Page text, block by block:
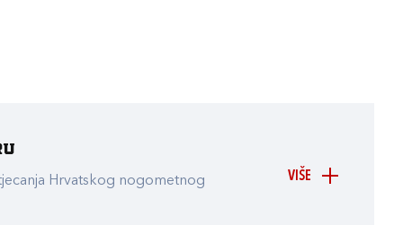
VIŠE
Hrvatskog nogometnog